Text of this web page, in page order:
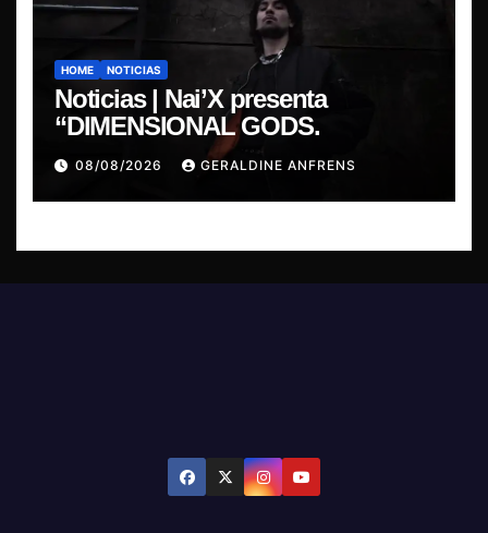
HOME NOTICIAS
Noticias | Nai’X presenta
“DIMENSIONAL GODS.
08/08/2026 GERALDINE ANFRENS